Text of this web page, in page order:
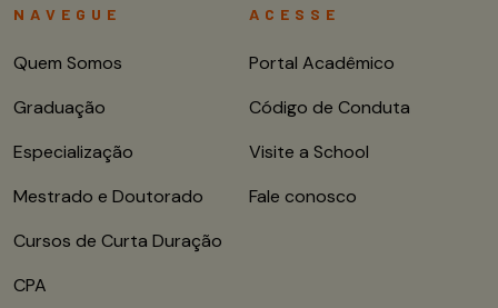
NAVEGUE
Quem Somos
Graduação
Especialização
Mestrado e Doutorado
Cursos de Curta Duração
CPA
ACESSE
Portal Acadêmico
Código de Conduta
Visite a School
Fale conosco